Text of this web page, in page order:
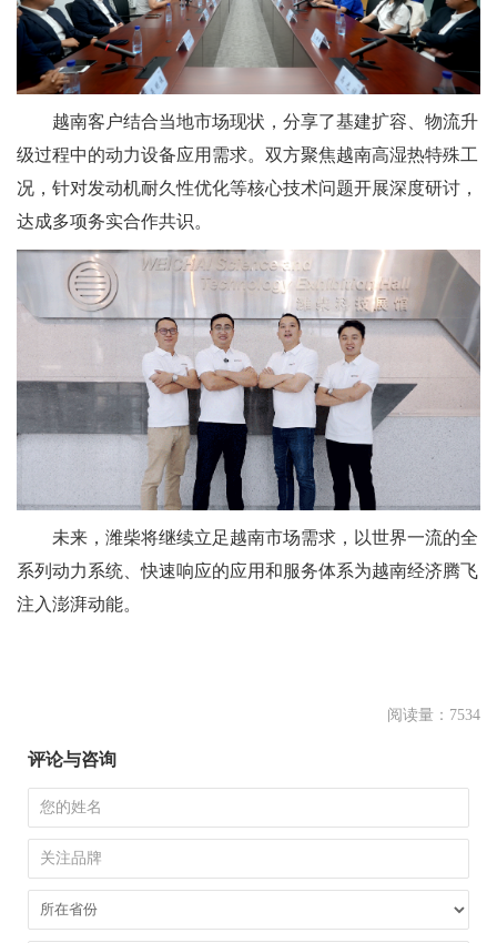
越南客户结合当地市场现状，分享了基建扩容、物流升
级过程中的动力设备应用需求。双方聚焦越南高湿热特殊工
况，针对发动机耐久性优化等核心技术问题开展深度研讨，
达成多项务实合作共识。
未来，潍柴将继续立足越南市场需求，以世界一流的全
系列动力系统、快速响应的应用和服务体系为越南经济腾飞
注入澎湃动能。
阅读量：7534
评论与咨询